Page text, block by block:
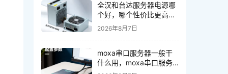
全汉和台达服务器电源哪
个好，哪个性价比更高更
稳定
2026年8月7日
moxa串口服务器一般干
什么用，moxa串口服务
器怎么设置